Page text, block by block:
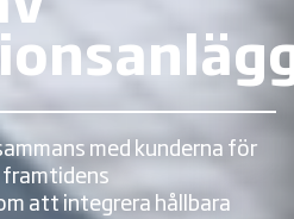
med kunderna för
att integrera hållbara